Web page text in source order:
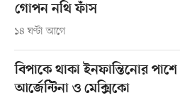
গোপন নথি ফাঁস
১৪ ঘণ্টা আগে
বিপাকে থাকা ইনফান্তিনোর পাশে
আর্জেন্টিনা ও মেক্সিকো